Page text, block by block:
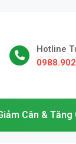
Hotline
Cân & Tăng